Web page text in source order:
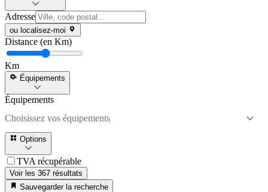
Adresse
ou localisez-moi
Distance (en Km)
Km
Équipements
Équipements
Choisissez vos équipements
Options
TVA récupérable
Voir les 367 résultats
Sauvegarder la recherche